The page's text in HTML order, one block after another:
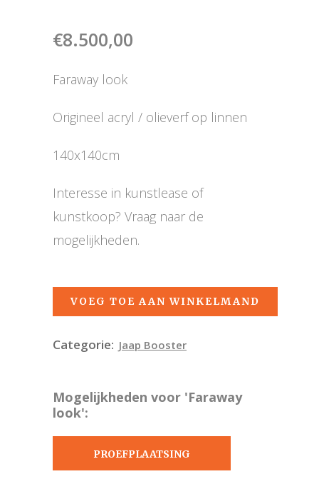
€8.500,00
Faraway look
Origineel acryl / olieverf op linnen
140x140cm
Interesse in kunstlease of
kunstkoop? Vraag naar de
mogelijkheden.
VOEG TOE AAN WINKELMAND
Categorie: Jaap Booster
Mogelijkheden voor 'Faraway
look':
PROEFPLAATSING